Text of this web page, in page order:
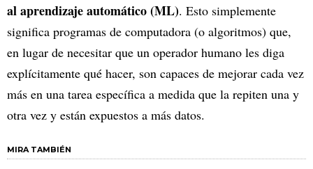
al aprendizaje automático (ML). Esto simplemente
significa programas de computadora (o algoritmos) que,
en lugar de necesitar que un operador humano les diga
explícitamente qué hacer, son capaces de mejorar cada vez
más en una tarea específica a medida que la repiten una y
otra vez y están expuestos a más datos.
MIRA TAMBIÉN